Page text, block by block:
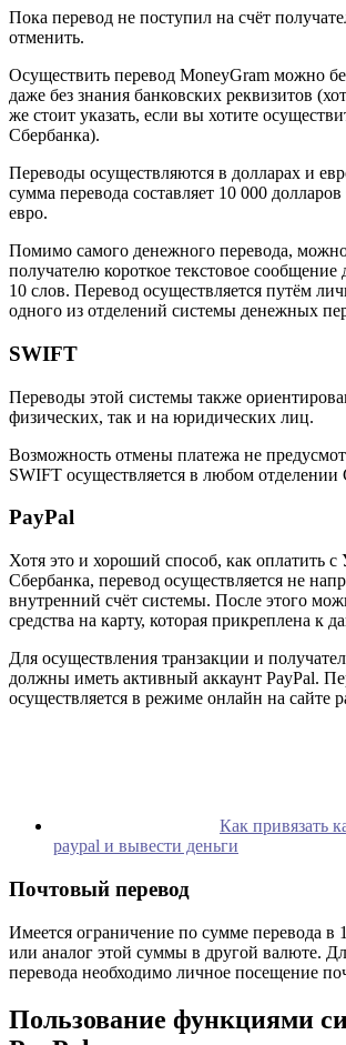
Пока перевод не поступил на счёт
отменить.
Осуществить перевод MoneyGram можно
даже без знания банковских реквизитов
же стоит указать, если вы хотите
Сбербанка).
Переводы осуществляются в долларах и
сумма перевода составляет 10 000
евро.
Помимо самого денежного перевода,
получателю короткое текстовое сообщение
10 слов. Перевод осуществляется путём
одного из отделений системы денежных
SWIFT
Переводы этой системы также
физических, так и на юридических лиц.
Возможность отмены платежа не
SWIFT осуществляется в любом отделении
PayPal
Хотя это и хороший способ, как оплатить
Сбербанка, перевод осуществляется не
внутренний счёт системы. После этого
средства на карту, которая прикреплена к
Для осуществления транзакции и
должны иметь активный аккаунт PayPal.
осуществляется в режиме онлайн на сайте
Как привязать
paypal и вывести деньги
Почтовый перевод
Имеется ограничение по сумме перевода в
или аналог этой суммы в другой валюте.
перевода необходимо личное посещение
Пользование функциями